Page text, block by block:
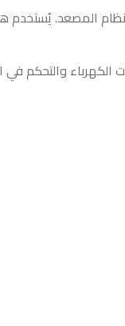
من مكونات الكهرباء المستخدمة في
والتحكم في